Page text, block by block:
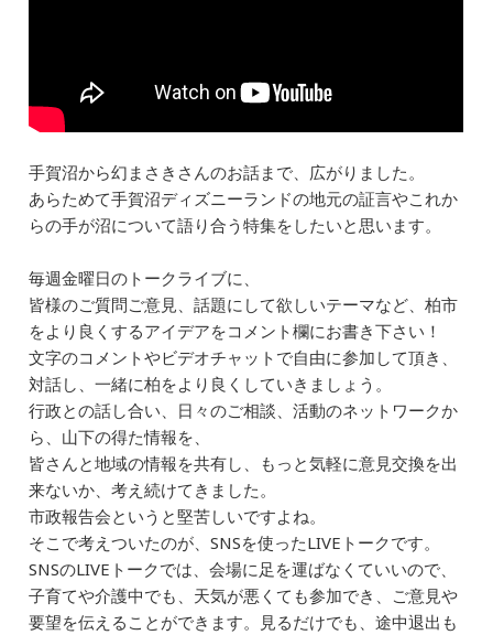
手賀沼から幻まさきさんのお話まで、広がりました。
あらためて手賀沼ディズニーランドの地元の証言やこれか
らの手が沼について語り合う特集をしたいと思います。
毎週金曜日のトークライブに、
皆様のご質問ご意見、話題にして欲しいテーマなど、柏市
をより良くするアイデアをコメント欄にお書き下さい！
文字のコメントやビデオチャットで自由に参加して頂き、
対話し、一緒に柏をより良くしていきましょう。
行政との話し合い、日々のご相談、活動のネットワークか
ら、山下の得た情報を、
皆さんと地域の情報を共有し、もっと気軽に意見交換を出
来ないか、考え続けてきました。
市政報告会というと堅苦しいですよね。
そこで考えついたのが、SNSを使ったLIVEトークです。
SNSのLIVEトークでは、会場に足を運ばなくていいので、
子育てや介護中でも、天気が悪くても参加でき、ご意見や
要望を伝えることができます。見るだけでも、途中退出も